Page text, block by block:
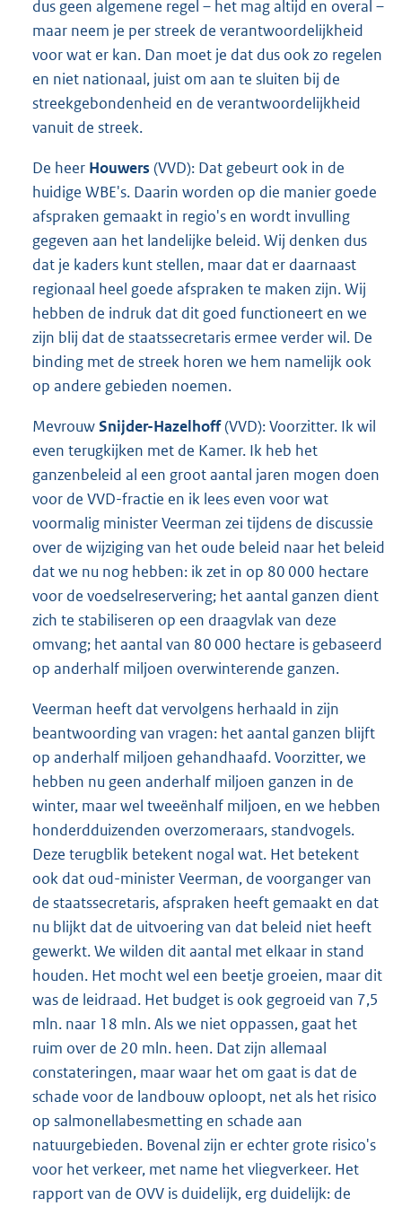
dus geen algemene regel – het mag altijd en overal –
maar neem je per streek de verantwoordelijkheid
voor wat er kan. Dan moet je dat dus ook zo regelen
en niet nationaal, juist om aan te sluiten bij de
streekgebondenheid en de verantwoordelijkheid
vanuit de streek.
De heer Houwers (VVD): Dat gebeurt ook in de
huidige WBE's. Daarin worden op die manier goede
afspraken gemaakt in regio's en wordt invulling
gegeven aan het landelijke beleid. Wij denken dus
dat je kaders kunt stellen, maar dat er daarnaast
regionaal heel goede afspraken te maken zijn. Wij
hebben de indruk dat dit goed functioneert en we
zijn blij dat de staatssecretaris ermee verder wil. De
binding met de streek horen we hem namelijk ook
op andere gebieden noemen.
MevrouwSnijder-Hazelhoff(VVD): Voorzitter. Ik wil
even terugkijken met de Kamer. Ik heb het
ganzenbeleid al een groot aantal jaren mogen doen
voor de VVD-fractie en ik lees even voor wat
voormalig minister Veerman zei tijdens de discussie
over de wijziging van het oude beleid naar het beleid
dat we nu nog hebben: ik zet in op 80 000 hectare
voor de voedselreservering; het aantal ganzen dient
zich te stabiliseren op een draagvlak van deze
omvang; het aantal van 80 000 hectare is gebaseerd
op anderhalf miljoen overwinterende ganzen.
Veerman heeft dat vervolgens herhaald in zijn
beantwoording van vragen: het aantal ganzen blijft
op anderhalf miljoen gehandhaafd. Voorzitter, we
hebben nu geen anderhalf miljoen ganzen in de
winter, maar wel tweeënhalf miljoen, en we hebben
honderdduizenden overzomeraars, standvogels.
Deze terugblik betekent nogal wat. Het betekent
ook dat oud-minister Veerman, de voorganger van
de staatssecretaris, afspraken heeft gemaakt en dat
nu blijkt dat de uitvoering van dat beleid niet heeft
gewerkt. We wilden dit aantal met elkaar in stand
houden. Het mocht wel een beetje groeien, maar dit
was de leidraad. Het budget is ook gegroeid van 7,5
mln. naar 18 mln. Als we niet oppassen, gaat het
ruim over de 20 mln. heen. Dat zijn allemaal
constateringen, maar waar het om gaat is dat de
schade voor de landbouw oploopt, net als het risico
op salmonellabesmetting en schade aan
natuurgebieden. Bovenal zijn er echter grote risico's
voor het verkeer, met name het vliegverkeer. Het
rapport van de OVV is duidelijk, erg duidelijk: de